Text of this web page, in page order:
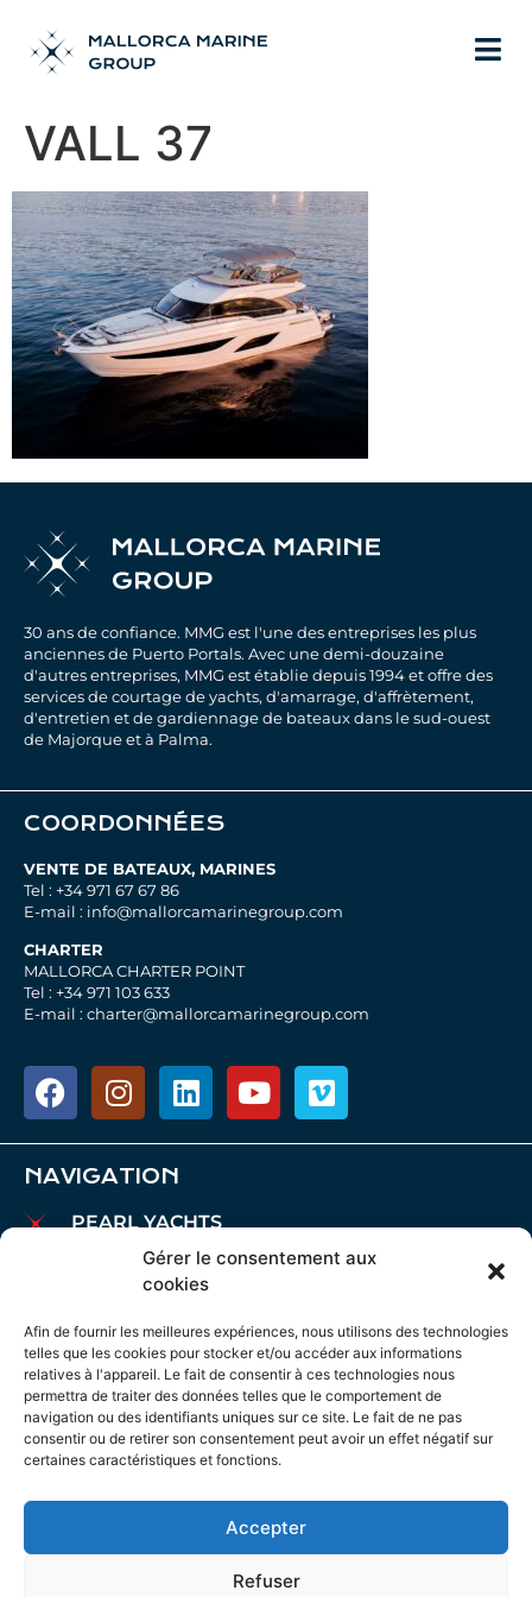
Gérer le consentement aux
cookies
Afin de fournir les meilleures expériences, nous utilisons des technologies
telles que les cookies pour stocker et/ou accéder aux informations
relatives à l'appareil. Le fait de consentir à ces technologies nous
permettra de traiter des données telles que le comportement de
navigation ou des identifiants uniques sur ce site. Le fait de ne pas
consentir ou de retirer son consentement peut avoir un effet négatif sur
certaines caractéristiques et fonctions.
Accepter
Refuser
VALL 37
30 ans de confiance. MMG est l'une des entreprises les plus
anciennes de Puerto Portals. Avec une demi-douzaine
d'autres entreprises, MMG est établie depuis 1994 et offre des
services de courtage de yachts, d'amarrage, d'affrètement,
d'entretien et de gardiennage de bateaux dans le sud-ouest
de Majorque et à Palma.
COORDONNÉES
VENTE DE BATEAUX, MARINES
Tel : +34 971 67 67 86
E-mail : info@mallorcamarinegroup.com
CHARTER
MALLORCA CHARTER POINT
Tel : +34 971 103 633
E-mail : charter@mallorcamarinegroup.com
NAVIGATION
PEARL YACHTS
PARDO YACHTS
MAREX BOATS
BATEAUX AIATA
COURTAGE
CHARTE
AMARRES
MAINTENANCE
ACTUALITÉS
AVIS JURIDIQUE
POLITIQUE EN MATIÈRE DE COOKIES